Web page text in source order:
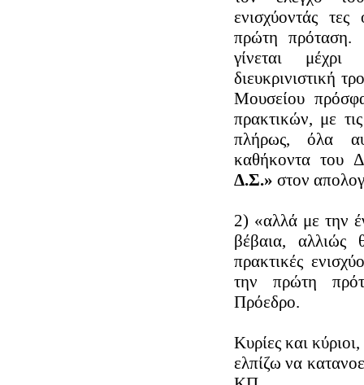
ενισχύοντάς
πρώτη πρόταση.
γίνεται
διευκρινιστική
Μουσείου
πρακτικών, με
πλήρως, όλα
καθήκοντα του
Δ.Σ.» στον
2) «αλλά με την
βέβαια, αλλιώς
πρακτικές
την πρώτη
Πρόεδρο.
Κυρίες και κύριοι,
ελπίζω να